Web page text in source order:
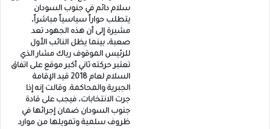
سلام دائم في جنوب السودان
يتطلب حواراً سياسياً مباشراً،
مشيرة إلى أن هذه الجهود تعد
صعبة، بينما يظل النائب الأول
للرئيس الموقوف رياك مشار الذي
تعتبر حركته ثاني أكبر موقع على اتفاق
السلام لعام 2018 قيد الإقامة
الجبرية والمحاكمة. وقالت إنه إذا
جرت الانتخابات، فيجب على قادة
جنوب السودان ضمان إجرائها في
ظروف سلمية وتمويلها من موارد